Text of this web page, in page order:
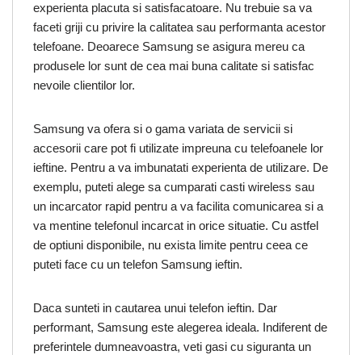
experienta placuta si satisfacatoare. Nu trebuie sa va
faceti griji cu privire la calitatea sau performanta acestor
telefoane. Deoarece Samsung se asigura mereu ca
produsele lor sunt de cea mai buna calitate si satisfac
nevoile clientilor lor.
Samsung va ofera si o gama variata de servicii si
accesorii care pot fi utilizate impreuna cu telefoanele lor
ieftine. Pentru a va imbunatati experienta de utilizare. De
exemplu, puteti alege sa cumparati casti wireless sau
un incarcator rapid pentru a va facilita comunicarea si a
va mentine telefonul incarcat in orice situatie. Cu astfel
de optiuni disponibile, nu exista limite pentru ceea ce
puteti face cu un telefon Samsung ieftin.
Daca sunteti in cautarea unui telefon ieftin. Dar
performant, Samsung este alegerea ideala. Indiferent de
preferintele dumneavoastra, veti gasi cu siguranta un